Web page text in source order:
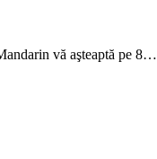
vă aşteaptă pe 8…